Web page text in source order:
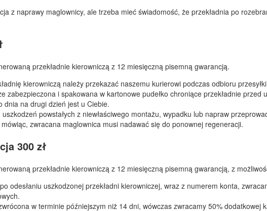
z naprawy maglownicy, ale trzeba mieć świadomość, że przekładnia po
przekładnie kierowniczą z 12 miesięczną pisemną gwarancją.
kierowniczą należy przekazać naszemu kurierowi podczas odbioru
zabezpieczona i spakowana w kartonowe pudełko chroniące przekładnie przed
dnia na drugi dzień jest u Ciebie.
powstałych z niewłaściwego montażu, wypadku lub napraw
zwracana maglownica musi nadawać się do ponownej regeneracji.
300 zł
przekładnie kierowniczą z 12 miesięczną pisemną gwarancją, z
odesłaniu uszkodzonej przekładni kierowniczej, wraz z numerem konta,
w terminie późniejszym niż 14 dni, wówczas zwracamy 50% dodatkowej